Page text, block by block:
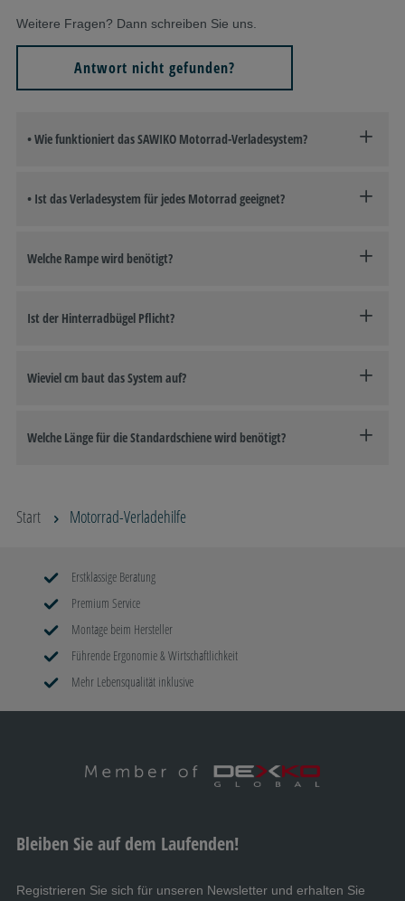
Weitere Fragen? Dann schreiben Sie uns.
Antwort nicht gefunden?
• Wie funktioniert das SAWIKO Motorrad-Verladesystem?
• Ist das Verladesystem für jedes Motorrad geeignet?
Welche Rampe wird benötigt?
Ist der Hinterradbügel Pflicht?
Wieviel cm baut das System auf?
Welche Länge für die Standardschiene wird benötigt?
Start Motorrad-Verladehilfe
Erstklassige Beratung
Premium Service
Montage beim Hersteller
Führende Ergonomie & Wirtschaftlichkeit
Mehr Lebensqualität inklusive
Bleiben Sie auf dem Laufenden!
Registrieren Sie sich für unseren Newsletter und erhalten Sie